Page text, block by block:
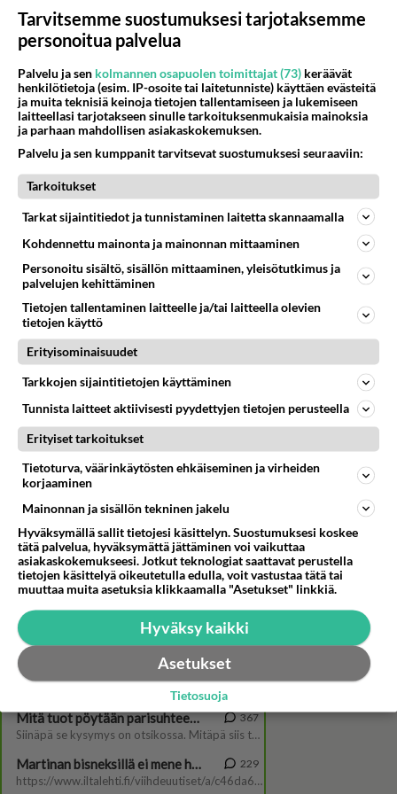
Charlien enkelit viihdytti ja
kiihdytti kotisohvilla - Nämä
naiset olivat todellisia tyyli-
ikoneja!
"Se on hurja, koskettava ja
yllättävä!" - Mutta mikä se
on?
Tarvitsemme suostumuksesi tarjotaksemme
personoitua palvelua
Palvelu ja sen kolmannen osapuolen toimittajat (73) keräävät
henkilötietoja (esim. IP-osoite tai laitetunniste) käyttäen evästeitä
ja muita teknisiä keinoja tietojen tallentamiseen ja lukemiseen
laitteellasi tarjotakseen sinulle tarkoituksenmukaisia mainoksia
ja parhaan mahdollisen asiakaskokemuksen.
Palvelu ja sen kumppanit tarvitsevat suostumuksesi seuraaviin:
Tarkoitukset
Tarkat sijaintitiedot ja tunnistaminen laitetta skannaamalla
Kohdennettu mainonta ja mainonnan mittaaminen
Personoitu sisältö, sisällön mittaaminen, yleisötutkimus ja
palvelujen kehittäminen
Tietojen tallentaminen laitteelle ja/tai laitteella olevien
tietojen käyttö
Erityisominaisuudet
Tarkkojen sijaintitietojen käyttäminen
Tunnista laitteet aktiivisesti pyydettyjen tietojen perusteella
Erityiset tarkoitukset
Tietoturva, väärinkäytösten ehkäiseminen ja virheiden
korjaaminen
Mainonnan ja sisällön tekninen jakelu
Hyväksymällä sallit tietojesi käsittelyn. Suostumuksesi koskee
tätä palvelua, hyväksymättä jättäminen voi vaikuttaa
asiakaskokemukseesi. Jotkut teknologiat saattavat perustella
tietojen käsittelyä oikeutetulla edulla, voit vastustaa tätä tai
muuttaa muita asetuksia klikkaamalla "Asetukset" linkkiä.
Hyväksy kaikki
Asetukset
Tietosuoja